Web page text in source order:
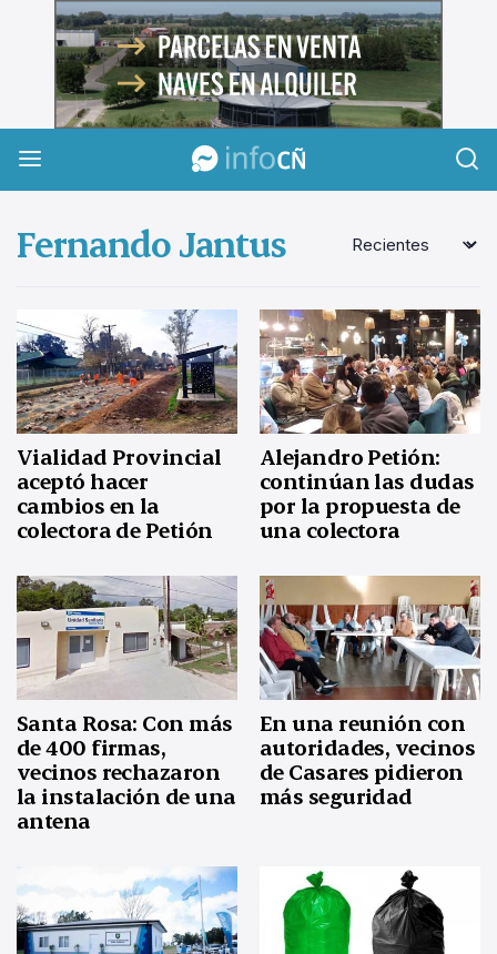
InfoCañuelas
Fernando Jantus
Vialidad Provincial
aceptó hacer
cambios en la
colectora de Petión
Alejandro Petión:
continúan las dudas
por la propuesta de
una colectora
Santa Rosa: Con más
de 400 firmas,
vecinos rechazaron
la instalación de una
antena
En una reunión con
autoridades, vecinos
de Casares pidieron
más seguridad